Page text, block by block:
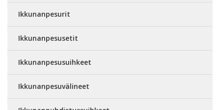
Ikkunanpesurit
Ikkunanpesusetit
Ikkunanpesusuihkeet
Ikkunanpesuvälineet